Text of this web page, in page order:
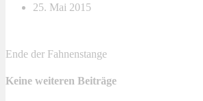
25. Mai 2015
Ende der Fahnenstange
Keine weiteren Beiträge